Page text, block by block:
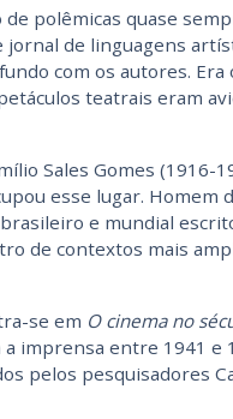
polêmicas quase
jornal de linguagens
com os autores. Era
teatrais eram
Sales Gomes (1916-
esse lugar.
e mundial
de contextos mais
se em O cinema no
imprensa entre 1941 e
pelos pesquisadores